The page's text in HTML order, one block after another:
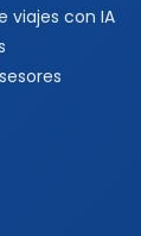
viajes con IA